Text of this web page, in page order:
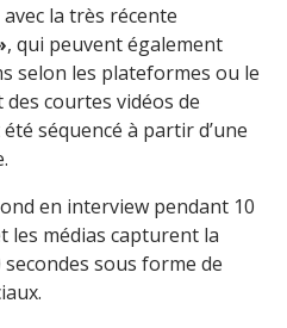
la très récente
, qui peuvent également
selon les plateformes ou le
courtes vidéos de
séquencé à partir d’une
en interview pendant 10
les médias capturent la
sous forme de